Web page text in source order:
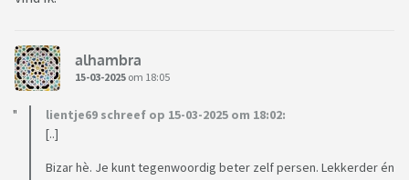
alhambra
15-03-2025 om 18:05
lientje69 schreef op 15-03-2025 om 18:02:
[..]
Bizar hè. Je kunt tegenwoordig beter zelf persen. Lekkerder én